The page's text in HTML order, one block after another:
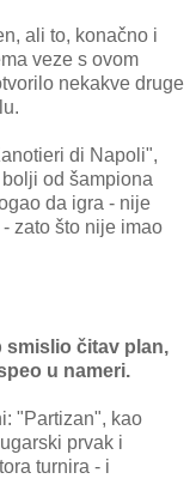
ali to, konačno i
veze s ovom
nekakve druge
di Napoli",
od šampiona
da igra - nije
zato što nije imao
smislio čitav plan,
u nameri.
"Partizan", kao
prvak i
turnira - i